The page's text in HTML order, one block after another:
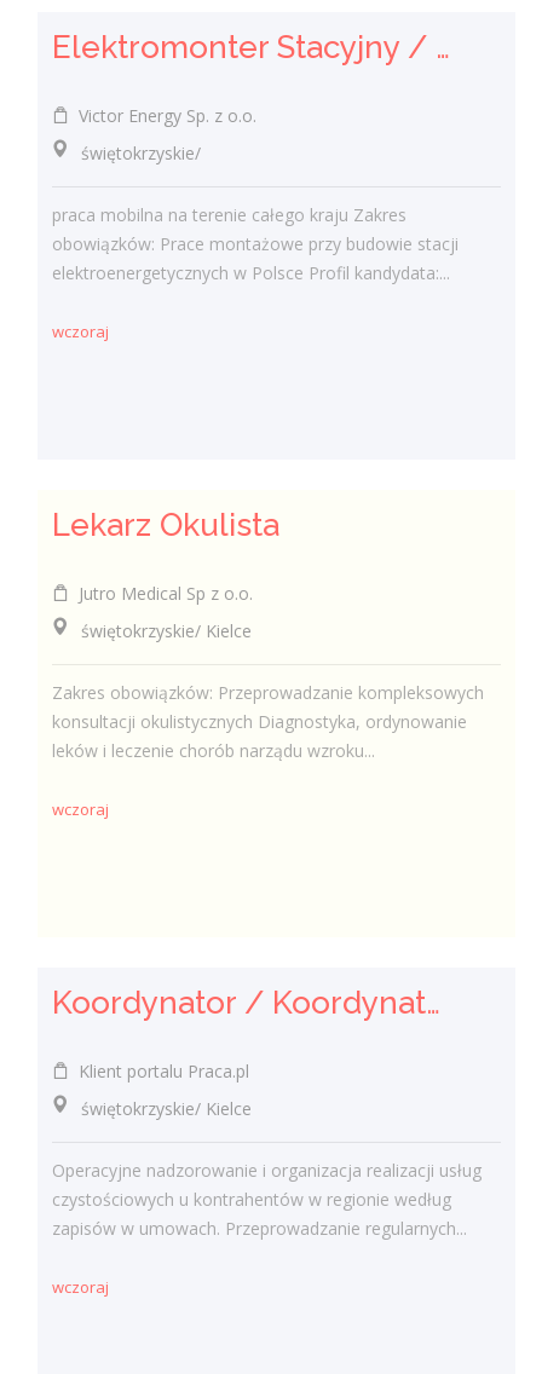
Elektromonter Stacyjny / Elektromonterka Stacyjna (K/M)
Victor Energy Sp. z o.o.
świętokrzyskie/
praca mobilna na terenie całego kraju Zakres
obowiązków: Prace montażowe przy budowie stacji
elektroenergetycznych w Polsce Profil kandydata:...
wczoraj
Lekarz Okulista
Jutro Medical Sp z o.o.
świętokrzyskie/ Kielce
Zakres obowiązków: Przeprowadzanie kompleksowych
konsultacji okulistycznych Diagnostyka, ordynowanie
leków i leczenie chorób narządu wzroku...
wczoraj
Koordynator / Koordynatorka Usług Serwisowych i Zespołów Terenowych
Klient portalu Praca.pl
świętokrzyskie/ Kielce
Operacyjne nadzorowanie i organizacja realizacji usług
czystościowych u kontrahentów w regionie według
zapisów w umowach. Przeprowadzanie regularnych...
wczoraj